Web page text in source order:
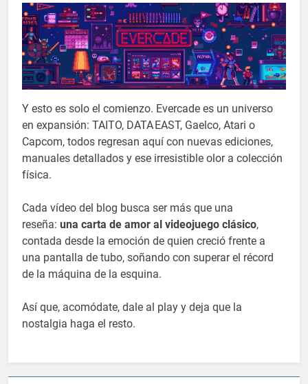
Y esto es solo el comienzo. Evercade es un universo
en expansión: TAITO, DATA EAST, Gaelco, Atari o
Capcom, todos regresan aquí con nuevas ediciones,
manuales detallados y ese irresistible olor a colección
física.
Cada vídeo del blog busca ser más que una
reseña: una carta de amor al videojuego clásico,
contada desde la emoción de quien creció frente a
una pantalla de tubo, soñando con superar el récord
de la máquina de la esquina.
Así que, acomódate, dale al play y deja que la
nostalgia haga el resto.